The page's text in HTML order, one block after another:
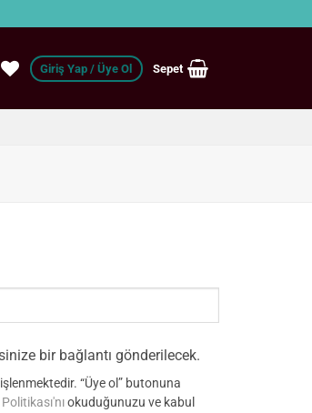
Giriş Yap Sepet
bir bağlantı gönderilecek.
“Üye ol” butonuna
okuduğunuzu ve kabul